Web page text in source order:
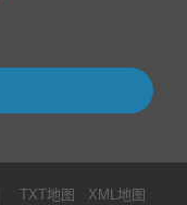
TXT地图 XML地图